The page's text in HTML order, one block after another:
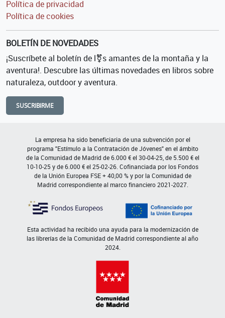
Política de privacidad
Política de cookies
BOLETÍN DE NOVEDADES
¡Suscríbete al boletín de l⚧s amantes de la montaña y la
aventura!. Descubre las últimas novedades en libros sobre
naturaleza, outdoor y aventura.
SUSCRIBIRME
La empresa ha sido beneficiaria de una subvención por el
programa "Estímulo a la Contratación de Jóvenes" en el ámbito
de la Comunidad de Madrid de 6.000 € el 30-04-25, de 5.500 € el
10-10-25 y de 6.000 € el 25-02-26. Cofinanciada por los Fondos
de la Unión Europea FSE + 40,00 % y por la Comunidad de
Madrid correspondiente al marco financiero 2021-2027.
Esta actividad ha recibido una ayuda para la modernización de
las librerías de la Comunidad de Madrid correspondiente al año
2024.